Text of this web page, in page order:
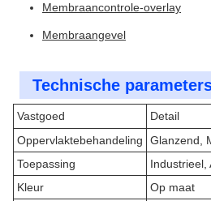
Membraancontrole-overlay
Membraangevel
Technische
Vastgoed
Detail
Oppervlaktebehandeling
Glanzend,
Toepassing
Industrieel,
Kleur
Op maat